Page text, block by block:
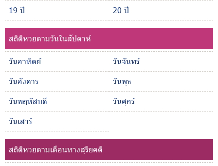
19 ปี
20 ปี
สถิติหวยตามวันในสัปดาห์
วันอาทิตย์
วันจันทร์
วันอังคาร
วันพุธ
วันพฤหัสบดี
วันศุกร์
วันเสาร์
สถิติหวยตามเดือนทางสุริยคติ